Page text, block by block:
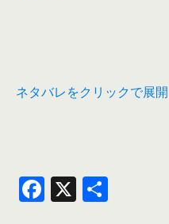
ネタバレをクリックで展開
F X